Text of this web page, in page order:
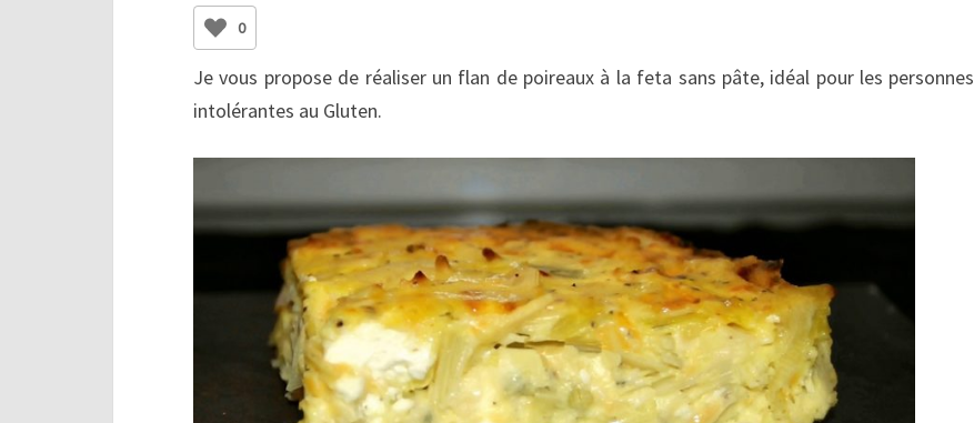
0
Je vous propose de réaliser un flan de poireaux à la feta sans pâte, idéal pour les personnes
intolérantes au Gluten.